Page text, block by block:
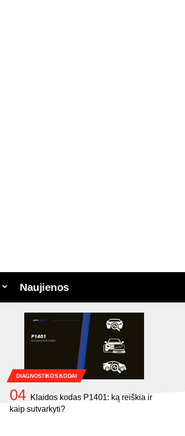
Naujienos
DIAGNOSTIKOS KODAI
Klaidos kodas P1401: ką reiškia ir
kaip sutvarkyti?